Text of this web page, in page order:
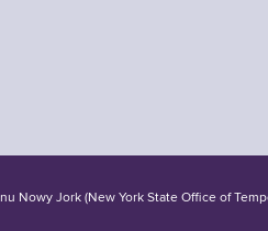
Nowy Jork (New York State Office of